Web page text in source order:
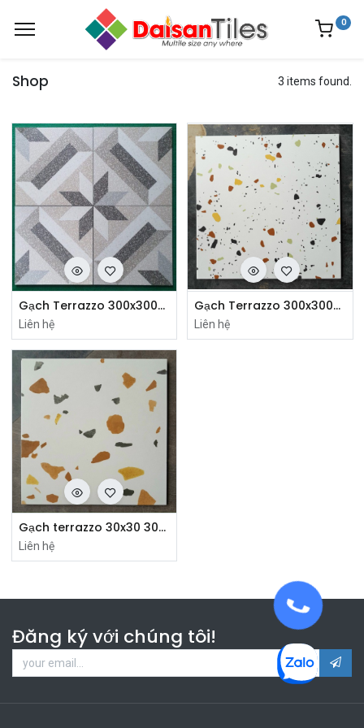
0
Shop 3 items found.
Gạch Terrazzo 300x300mm CD33208
Liên hệ
Gạch Terrazzo 300x300mm mã F30406
Liên hệ
Gạch terrazzo 30x30 30408
Liên hệ
Đăng ký với chúng tôi!